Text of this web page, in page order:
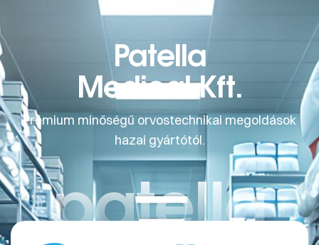
Patella
Medical Kft.
Prémium minőségű orvostechnikai megoldások
hazai gyártótól.
patella